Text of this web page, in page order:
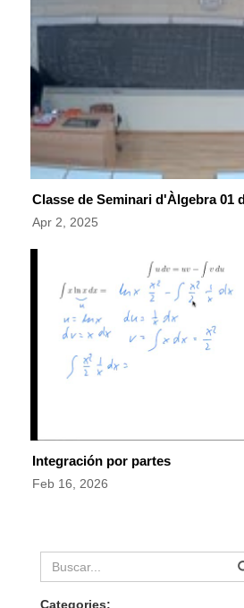
Classe de Seminari d'Àlgebra 01
Apr 2, 2025
Integración por partes
Feb 16, 2026
Categories: